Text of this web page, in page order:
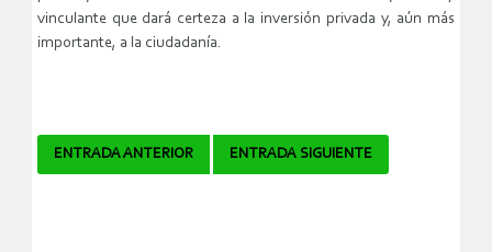
vinculante que dará certeza a la inversión privada y, aún más
importante, a la ciudadanía.
Navegador
ENTRADA ANTERIOR ENTRADA SIGUIENTE